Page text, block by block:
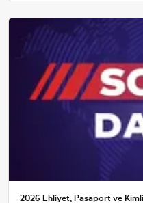
2026 Ehliyet, Pasaport ve